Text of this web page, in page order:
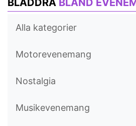
BLÄDDRA BLAND
Alla kategorier
Motorevenemang
Nostalgia
Musikevenemang